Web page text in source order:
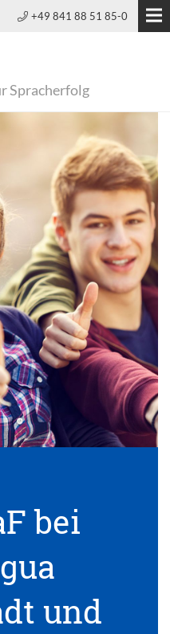
+49 841 88 51 85-0
Spracherfolg
bei
und